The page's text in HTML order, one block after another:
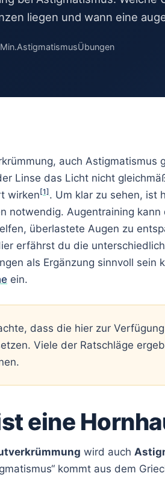
Rasterbrille
Peripheres Sehen
Trockene Augen
liegen und wann eine
AstigmatismusÜbungen
auch
Linse das Licht nicht
wirken[1] . Um klar zu sehen, ist
notwendig. Augentraining
überlastete Augen zu
erfährst du die
als Ergänzung sinnvoll sein
ein.
dass die hier zur
Viele der Ratschläge
eine
wird auch
kommt aus dem